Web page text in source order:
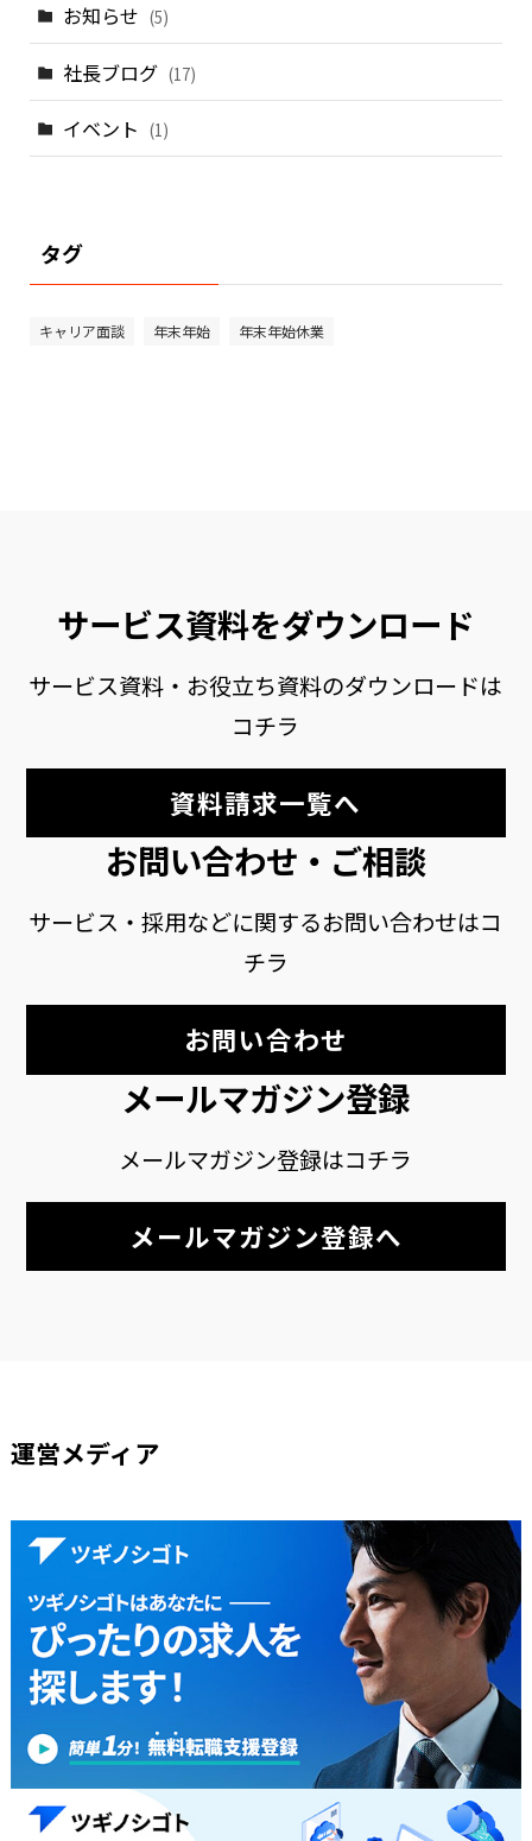
お知らせ (5)
社長ブログ (17)
イベント (1)
タグ
キャリア面談 年末年始 年末年始休業
サービス資料をダウンロード
サービス資料・お役立ち資料のダウンロードは
コチラ
資料請求一覧へ
お問い合わせ・ご相談
サービス・採用などに関するお問い合わせはコ
チラ
お問い合わせ
メールマガジン登録
メールマガジン登録はコチラ
メールマガジン登録へ
運営メディア